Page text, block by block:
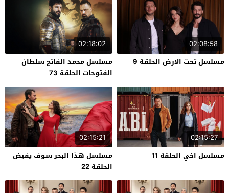
02:08:58
مسلسل تحت الارض الحلقة 9
02:18:02
مسلسل محمد الفاتح سلطان
الفتوحات الحلقة 73
02:15:27
مسلسل اخي الحلقة 11
02:15:21
مسلسل هذا البحر سوف يفيض
الحلقة 22